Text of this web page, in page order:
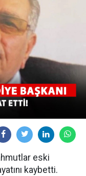
eski
kaybetti.